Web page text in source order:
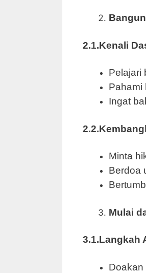
2.1.Kenali
Pelajari
Pahami
Ingat
Minta
Berdoa
Mulai
3.1.Langkah
Doakan